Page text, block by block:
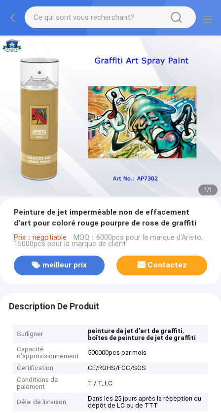
1/1
Peinture de jet imperméable non de effacement
d'art pour coloré rouge pourpre de rose de graffiti
Prix：negotiable MOQ：6000pcs pour la marque d'Aristo,
15000pcs pour la marque de client
meilleur prix Contactez
Description De Produit
Surligner peinture de jet d'art de graffiti,
boîtes de peinture de jet de graffiti
Capacité
d'approvisionnement
500000pcs par mois
Certification
CE/ROHS/FCC/SGS
Conditions de
paiement
T / T, LC
Délai de livraison
Dans les 25 jours après la réception du
dépôt de LC ou de TTT